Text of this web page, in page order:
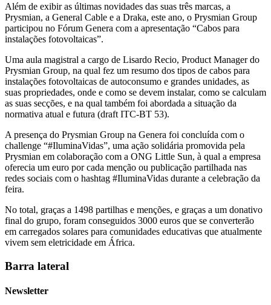
Além de exibir as últimas novidades das suas três marcas, a
Prysmian, a General Cable e a Draka, este ano, o Prysmian Group
participou no Fórum Genera com a apresentação “Cabos para
instalações fotovoltaicas”.
Uma aula magistral a cargo de Lisardo Recio, Product Manager do
Prysmian Group, na qual fez um resumo dos tipos de cabos para
instalações fotovoltaicas de autoconsumo e grandes unidades, as
suas propriedades, onde e como se devem instalar, como se calculam
as suas secções, e na qual também foi abordada a situação da
normativa atual e futura (draft ITC-BT 53).
A presença do Prysmian Group na Genera foi concluída com o
challenge “#IluminaVidas”, uma ação solidária promovida pela
Prysmian em colaboração com a ONG Little Sun, à qual a empresa
oferecia um euro por cada menção ou publicação partilhada nas
redes sociais com o hashtag #IluminaVidas durante a celebração da
feira.
No total, graças a 1498 partilhas e menções, e graças a um donativo
final do grupo, foram conseguidos 3000 euros que se converterão
em carregados solares para comunidades educativas que atualmente
vivem sem eletricidade em África.
Barra lateral
Newsletter